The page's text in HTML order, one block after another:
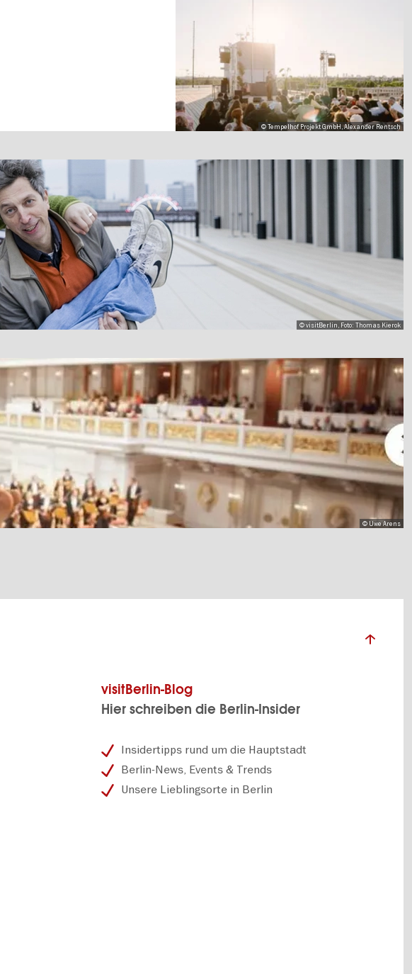
© Tempelhof Projekt GmbH, Alexander Rentsch
© visitBerlin, Foto: Thomas Kierok
© Uwe Arens
visitBerlin-Blog
Hier schreiben die Berlin-Insider
Insidertipps rund um die Hauptstadt
Berlin-News, Events & Trends
Unsere Lieblingsorte in Berlin